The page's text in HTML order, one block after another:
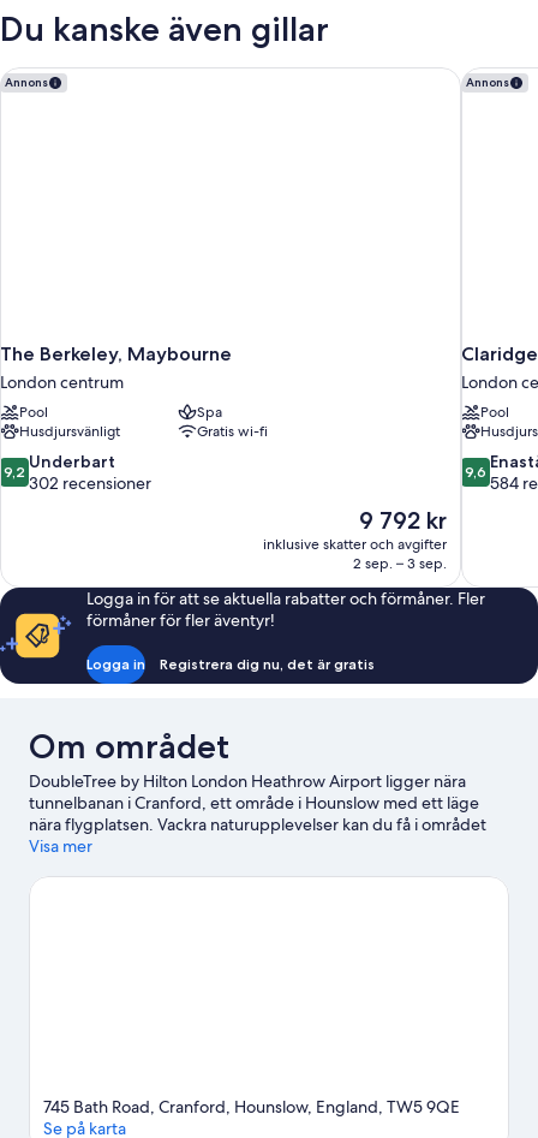
Du kanske även gillar
Annons
The Berkeley, Maybourne
London centrum
Pool
Spa
Husdjursvänligt
Gratis wi-fi
9.2
av
9,2 Underbart
302 recensioner
Priset
är
9 792 kr
9 792 kr
inklusive skatter och avgifter
2 sep. – 3 sep.
The Berkeley, Maybourne Annons
London
Pool
9.6
av
9,6
584
Logga in för att se aktuella rabatter och förmåner. Fler
förmåner för fler äventyr!
Logga in Registrera dig nu, det är gratis
Om området
DoubleTree by Hilton London Heathrow Airport ligger nära
tunnelbanan i Cranford, ett område i Hounslow med ett läge
nära flygplatsen. Vackra naturupplevelser kan du få i området
kring Hyde Park och River Thames, och du kan även besöka
Du får inte missa LEGOLAND® Windsor och Chessington World
Visa mer
745 Bath Road, Cranford, Hounslow, England, TW5 9QE
Se på karta